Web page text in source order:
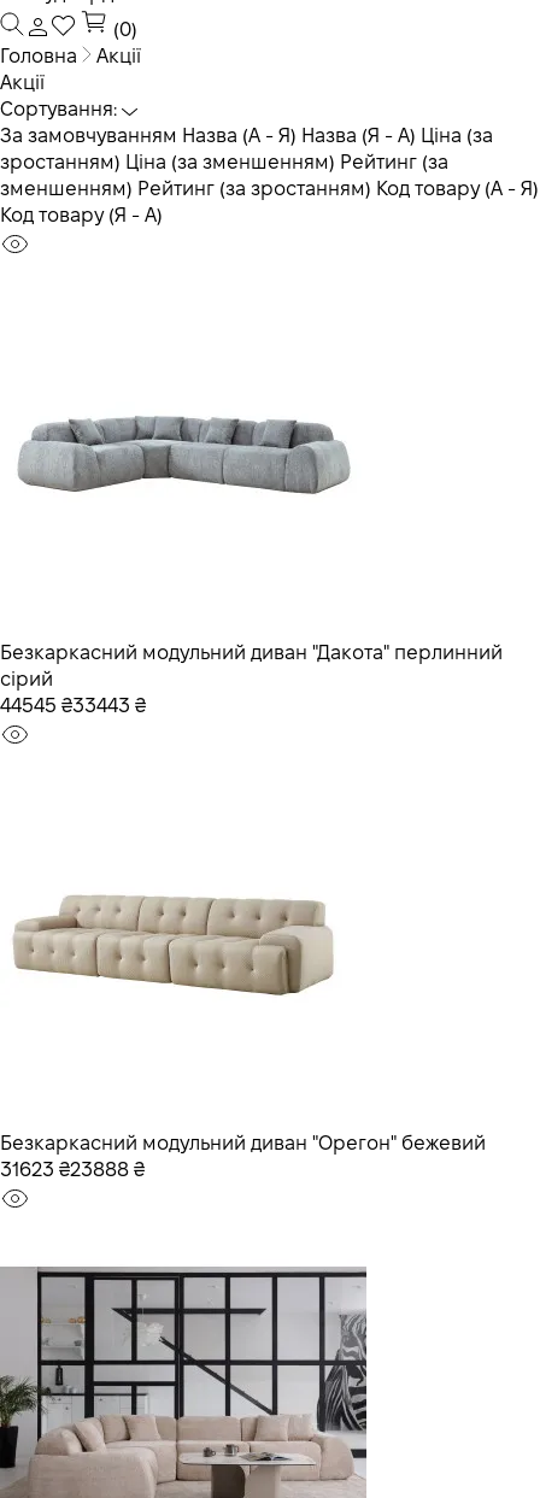
(0)
Головна
Акції
Акції
Сортування:
За замовчуванням Назва (А - Я) Назва (Я - А) Ціна (за
зростанням) Ціна (за зменшенням) Рейтинг (за
зменшенням) Рейтинг (за зростанням) Код товару (А - Я)
Код товару (Я - А)
Безкаркасний модульний диван "Дакота" перлинний
сірий
44545 ₴33443 ₴
Безкаркасний модульний диван "Орегон" бежевий
31623 ₴23888 ₴